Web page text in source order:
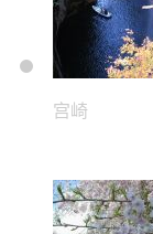
宫崎